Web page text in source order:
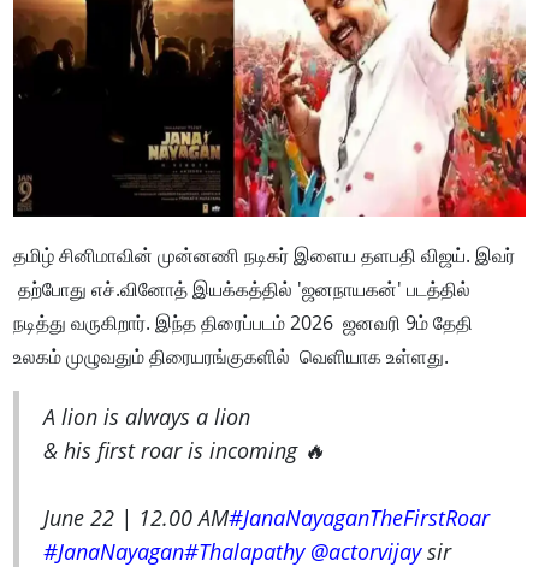
தமிழ் சினிமாவின் முன்னணி நடிகர் இளைய தளபதி விஜய். இவர்
தற்போது எச்.வினோத் இயக்கத்தில் 'ஜனநாயகன்' படத்தில்
நடித்து வருகிறார். இந்த திரைப்படம் 2026 ஜனவரி 9ம் தேதி
உலகம் முழுவதும் திரையரங்குகளில் வெளியாக உள்ளது.
A lion is always a lion
& his first roar is incoming 🔥
June 22 | 12.00 AM#JanaNayaganTheFirstRoar
#JanaNayagan#Thalapathy @actorvijaysir